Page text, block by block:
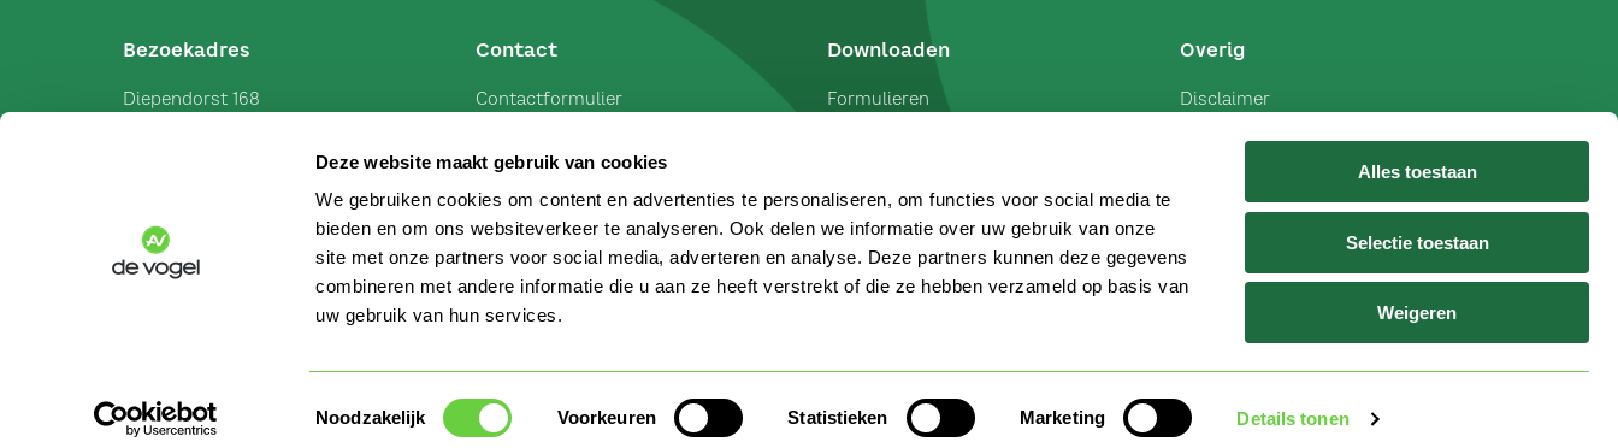
Deze website maakt gebruik van cookies
We gebruiken cookies om content en advertenties te personaliseren, om functies voor social media te
bieden en om ons websiteverkeer te analyseren. Ook delen we informatie over uw gebruik van onze
site met onze partners voor social media, adverteren en analyse. Deze partners kunnen deze gegevens
combineren met andere informatie die u aan ze heeft verstrekt of die ze hebben verzameld op basis van
uw gebruik van hun services.
Toestemmingsselectie
Noodzakelijk Voorkeuren Statistieken Marketing Details tonen
Alles toestaan
Selectie toestaan
Weigeren
Bezoekadres
Diependorst 168
3241 MV
Contact
Contactformulier
Wijziging doorgeven
Downloaden
Formulieren
Overig
Disclaimer